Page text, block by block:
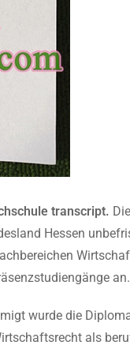
transcript.
Hessen
an.
wurde die
als